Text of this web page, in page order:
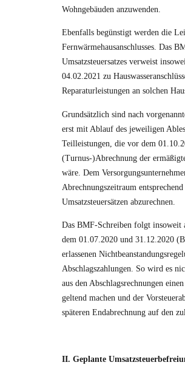
Wohngebäuden anzuwenden.
Ebenfalls begünstigt werden die
Fernwärmehausanschlusses. Das
Umsatzsteuersatzes verweist
04.02.2021 zu
Reparaturleistungen an solchen
Grundsätzlich sind nach
erst mit Ablauf des jeweiligen
Teilleistungen, die vor dem
(Turnus-)Abrechnung der
wäre. Dem
Abrechnungszeitraum
Umsatzsteuersätzen abzurechnen.
Das BMF-Schreiben folgt insoweit
dem 01.07.2020 und 31.12.2020
erlassenen
Abschlagszahlungen. So wird es
aus den Abschlagsrechnungen
geltend machen und der
späteren Endabrechnung auf den
II. Geplante